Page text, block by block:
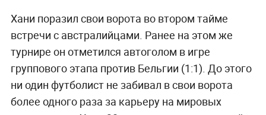
Хани поразил свои ворота во втором тайме
встречи с австралийцами. Ранее на этом же
турнире он отметился автоголом в игре
группового этапа против Бельгии (1:1). До этого
ни один футболист не забивал в свои ворота
более одного раза за карьеру на мировых